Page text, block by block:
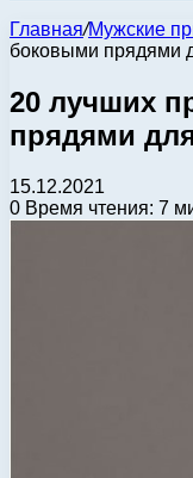
Главная/Мужские
боковыми прядями
20 лучших
прядями
15.12.2021
0 Время чтения: 7